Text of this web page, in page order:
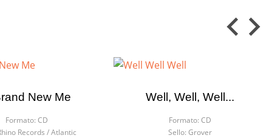
New Me
Formato: CD
Records / Atlantic
Well, Well, Well...
Formato: CD
Sello: Grover